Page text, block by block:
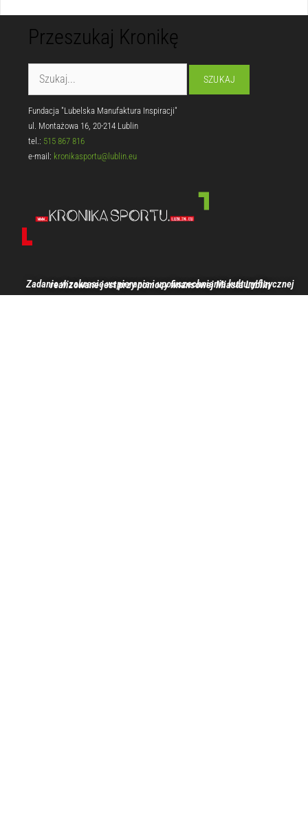
Przeszukaj Kronikę
Fundacja "Lubelska Manufaktura Inspiracji"
ul. Montażowa 16, 20-214 Lublin
tel.: 515 867 816
e-mail: kronikasportu@lublin.eu
Zadanie w zakresie wspierania i upowszechniania kultury fizycznej realizowane jest przy pomocy finansowej Miasta Lublin